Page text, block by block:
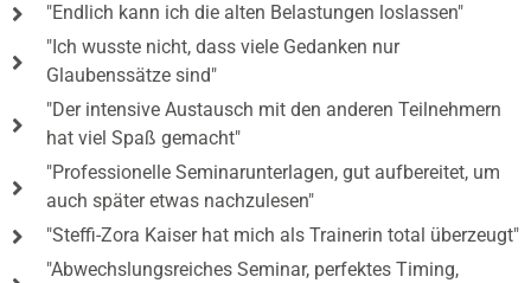
"Endlich kann ich die alten Belastungen loslassen"
"Ich wusste nicht, dass viele Gedanken nur
Glaubenssätze sind"
"Der intensive Austausch mit den anderen Teilnehmern
hat viel Spaß gemacht"
"Professionelle Seminarunterlagen, gut aufbereitet, um
auch später etwas nachzulesen"
"Steffi-Zora Kaiser hat mich als Trainerin total überzeugt"
"Abwechslungsreiches Seminar, perfektes Timing,